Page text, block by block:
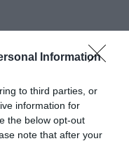
Information
to third parties, or
information for
the below opt-out
note that after your